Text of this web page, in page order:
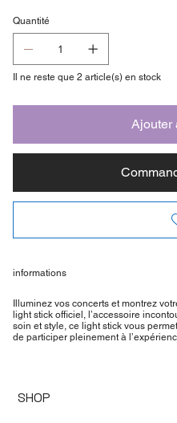
Quantité
Il ne reste que 2 article(s) en stock
Ajouter
informations
Illuminez vos concerts et montrez
light stick officiel, l’accessoire
soin et style, ce light stick vous
de participer pleinement à
SHOP